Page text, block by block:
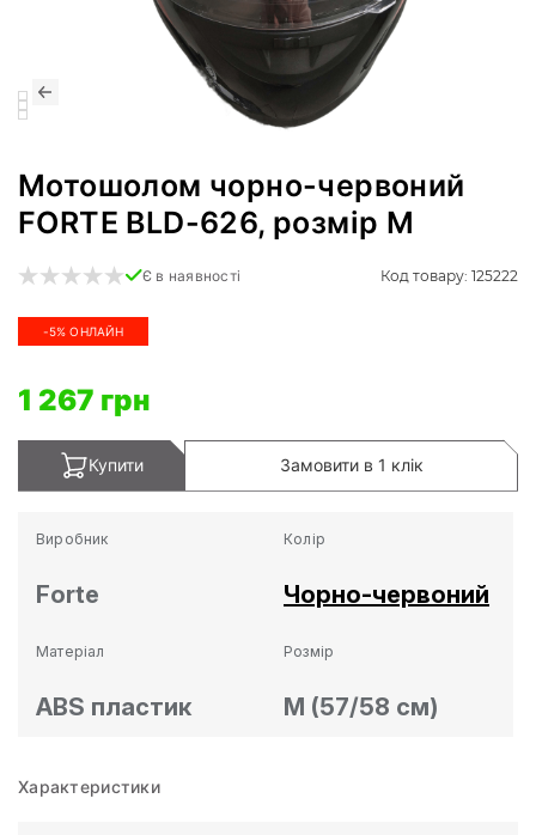
Мотошолом чорно-червоний
FORTE BLD-626, розмір M
Є в наявності Код товару: 125222
-5% ОНЛАЙН
1 267 грн
Купити Замовити в 1 клік
Виробник
Forte
Колір
Чорно-червоний
Матеріал
ABS пластик
Розмір
M (57/58 см)
Характеристики